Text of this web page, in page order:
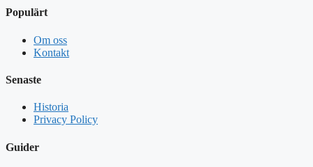
Populärt
Om oss
Kontakt
Senaste
Historia
Privacy Policy
Guider